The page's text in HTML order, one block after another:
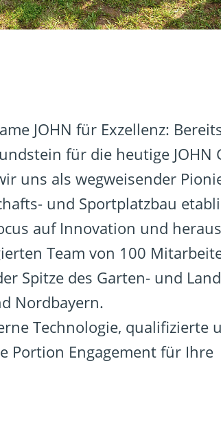
JOHN für Exzellenz:
für die heutige JOHN
uns als wegweisender
und Sportplatzbau
auf Innovation und
Team von 100
Spitze des Garten- und
Nordbayern.
Technologie, qualifizierte
Portion Engagement für Ihre